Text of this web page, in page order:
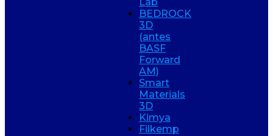
BEDROCK
3D
(antes
BASF
Forward
AM)
Smart
Materials
3D
Kimya
Filkemp